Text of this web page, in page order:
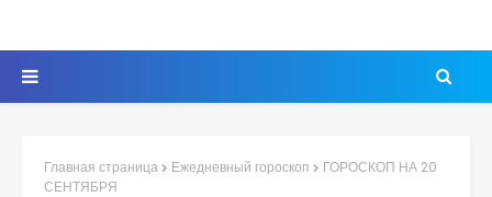
Главная страница Ежедневный гороскоп
ГОРОСКОП НА 20
СЕНТЯБРЯ